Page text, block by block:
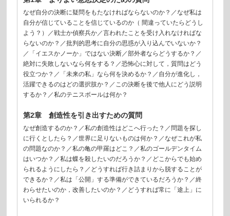
なぜ自分の決断に疑問をもたなければならないのか？／なぜ私は
自分が信じていることを信じているのか（ 間違っていたらどうし
よう？）／戦士か偵察兵か／言われたことを受け入れなければな
らないのか？／批判的思考に自分の思惑が入り込んでいないか？
／「イエスかノーか」ではない決断／部外者ならどうするか？／
絶対に失敗しないなら何をする？／恐怖心に対して，質問はどう
役立つか？／「未来の私」なら何を決めるか？／自分が進化し，
活躍できるのはどの選択肢か？／この決断を後で他人にどう説明
するか？／私のテニスボールは何か？
第2章 創造性を引き出すための質問
なぜ創造するのか？／私の創造性はどこへ行った？／問題を探し
に行くとしたら？／世界に足りないものは何か？／なぜこれが私
の問題なのか？／私の亀の甲羅はどこ？／私のゴールデンタイム
はいつか？／私は蝶を殺したいのだろうか？／どこからでも始め
られるようにしたら？／どうすれば行き詰まりから脱することが
できるか？／私は「公開」する準備ができているだろうか？／終
わらせたいのか，改善したいのか？／どうすれば常に「途上」に
いられるか？